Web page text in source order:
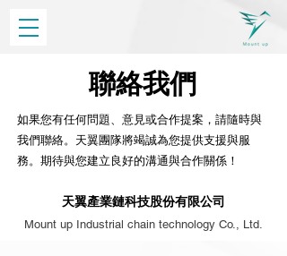
聯絡我們
如果您有任何問題、意見或合作提案，請隨時與
我們聯絡。天翼團隊將竭誠為您提供支援與服
務。期待與您建立良好的溝通與合作關係！
天翼產業鏈科技股份有限公司
Mount up Industrial chain technology Co., Ltd.